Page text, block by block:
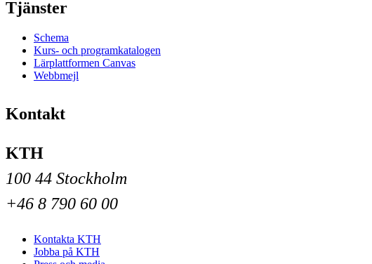
Tjänster
Schema
Kurs- och programkatalogen
Lärplattformen Canvas
Webbmejl
Kontakt
KTH
100 44 Stockholm
+46 8 790 60 00
Kontakta KTH
Jobba på KTH